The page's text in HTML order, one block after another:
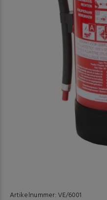
Artikelnummer:VE/6001